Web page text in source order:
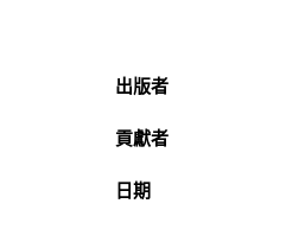
出版者
貢獻者
日期